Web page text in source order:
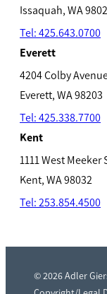
Issaquah, WA
Tel: 425.643.0700
Everett
4204 Colby
Everett, WA 98203
Tel: 425.338.7700
Kent
1111 West Meeker
Kent, WA 98032
Tel: 253.854.4500
© 2026 Adler